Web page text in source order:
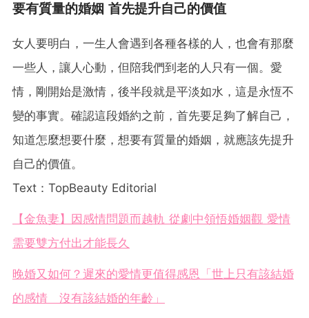
要有質量的婚姻 首先提升自己的價值
女人要明白，一生人會遇到各種各樣的人，也會有那麼
一些人，讓人心動，但陪我們到老的人只有一個。愛
情，剛開始是激情，後半段就是平淡如水，這是永恆不
變的事實。確認這段婚約之前，首先要足夠了解自己，
知道怎麼想要什麼，想要有質量的婚姻，就應該先提升
自己的價值。
Text：TopBeauty Editorial
【金魚妻】因感情問題而越軌 從劇中領悟婚姻觀 愛情
需要雙方付出才能長久
晚婚又如何？遲來的愛情更值得感恩「世上只有該結婚
的感情 沒有該結婚的年齡」